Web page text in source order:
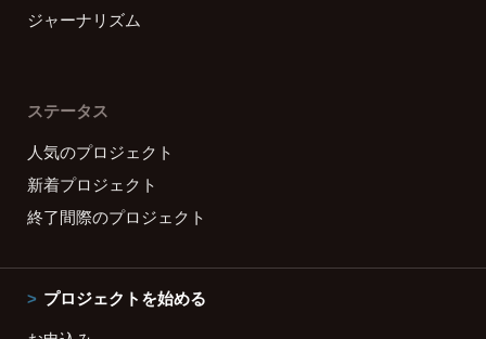
ジャーナリズム
ステータス
人気のプロジェクト
新着プロジェクト
終了間際のプロジェクト
プロジェクトを始める